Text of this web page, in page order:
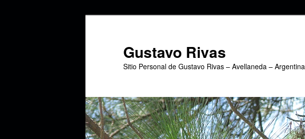
Gustavo Rivas
Sitio Personal de Gustavo Rivas – Avellaneda – Argentina